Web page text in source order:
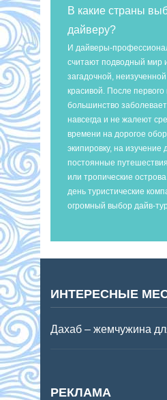
В какие страны
дайверу?
И дайверы-
считают подводный мир
загадочной,
красивой. После первого
большинство
навсегда и не жалеют
времени на дорогое
экипировку, на изучение
постоянные
или тропические
день туристические
огромный выбор дайв-
ИНТЕРЕСНЫЕ
Дахаб – жемчужина
РЕКЛАМА